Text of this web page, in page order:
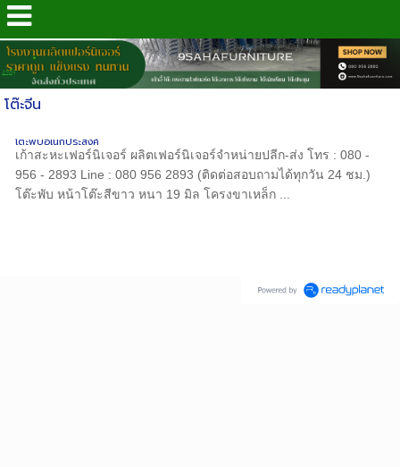
.
4289
โต๊ะจีน
โต๊ะพับอเนกประสงค์
เก้าสะหะเฟอร์นิเจอร์ ผลิตเฟอร์นิเจอร์จำหน่ายปลีก-ส่ง โทร : 080 -
956 - 2893 Line : 080 956 2893 (ติดต่อสอบถามได้ทุกวัน 24 ชม.)
โต๊ะพับ หน้าโต๊ะสีขาว หนา 19 มิล โครงขาเหล็ก ...